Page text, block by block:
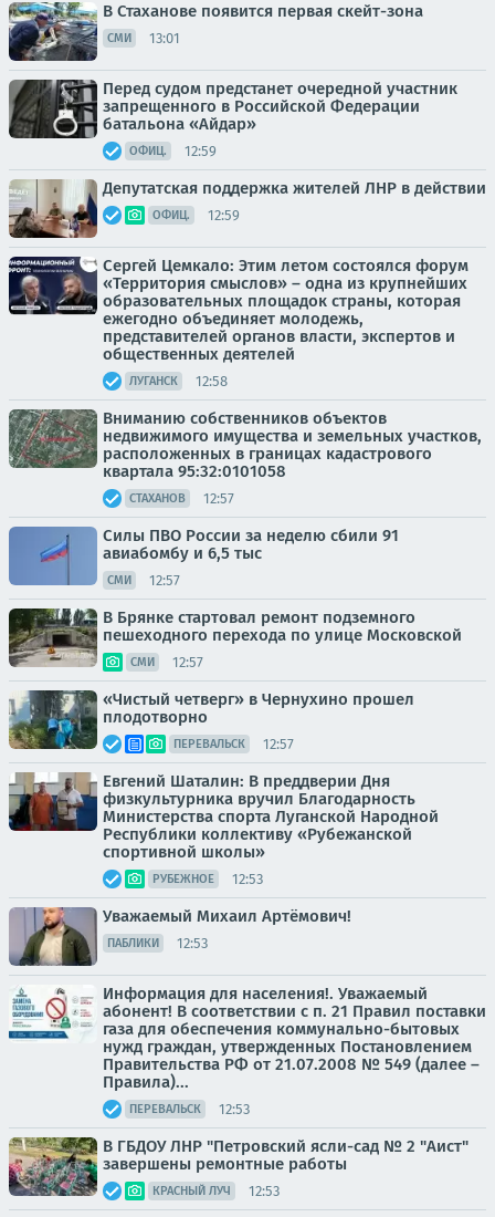
В Стаханове появится первая скейт-зона
СМИ 13:01
Перед судом предстанет очередной участник
запрещенного в Российской Федерации
батальона «Айдар»
ОФИЦ. 12:59
Депутатская поддержка жителей ЛНР в действии
ОФИЦ. 12:59
Сергей Цемкало: Этим летом состоялся форум
«Территория смыслов» – одна из крупнейших
образовательных площадок страны, которая
ежегодно объединяет молодежь,
представителей органов власти, экспертов и
общественных деятелей
ЛУГАНСК 12:58
Вниманию собственников объектов
недвижимого имущества и земельных участков,
расположенных в границах кадастрового
квартала 95:32:0101058
СТАХАНОВ 12:57
Силы ПВО России за неделю сбили 91
авиабомбу и 6,5 тыс
СМИ 12:57
В Брянке стартовал ремонт подземного
пешеходного перехода по улице Московской
СМИ 12:57
«Чистый четверг» в Чернухино прошел
плодотворно
ПЕРЕВАЛЬСК 12:57
Евгений Шаталин: В преддверии Дня
физкультурника вручил Благодарность
Министерства спорта Луганской Народной
Республики коллективу «Рубежанской
спортивной школы»
РУБЕЖНОЕ 12:53
Уважаемый Михаил Артёмович!
ПАБЛИКИ 12:53
Информация для населения!. Уважаемый
абонент! В соответствии с п. 21 Правил поставки
газа для обеспечения коммунально-бытовых
нужд граждан, утвержденных Постановлением
Правительства РФ от 21.07.2008 № 549 (далее –
Правила)...
ПЕРЕВАЛЬСК 12:53
В ГБДОУ ЛНР "Петровский ясли-сад № 2 "Аист"
завершены ремонтные работы
КРАСНЫЙ ЛУЧ 12:53